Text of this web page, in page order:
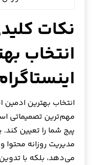
نکات
انتخاب
انتخاب بهترین ادمین
مهم‌ترین تصمیماتی
پیج شما را تعیین
مدیریت روزانه محتوا و
می‌دهد، بلکه با